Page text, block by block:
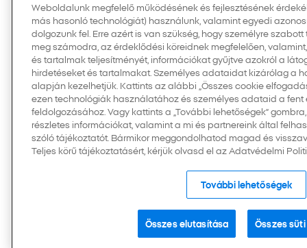
Weboldalunk megfelelő működésének és fejlesztésének
más hasonló technológiát) használunk, valamint egyedi
dolgozunk fel. Erre azért is van szükség, hogy személyre
meg számodra, az érdeklődési köreidnek megfelelően,
és tartalmak teljesítményét, információkat gyűjtve azokról a
hirdetéseket és tartalmakat. Személyes adataidat kizárólag a
alapján kezelhetjük. Kattints az alábbi „Összes cookie
ezen technológiák használatához és személyes adataid a fent
feldolgozásához. Vagy kattints a „További lehetőségek”
részletes információkat, valamint a mi és partnereink által
szóló tájékoztatót. Bármikor meggondolhatod magad és
Teljes körű tájékoztatásért, kérjük olvasd el az Adatvédelmi
További lehetőségek
Összes elutasítása Összes